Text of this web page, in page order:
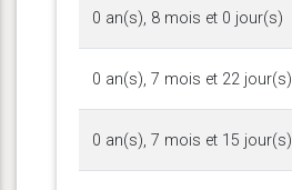
0 an(s), 8 mois et 0 jour(s)
0 an(s), 7 mois et 22 jour(s)
0 an(s), 7 mois et 15 jour(s)